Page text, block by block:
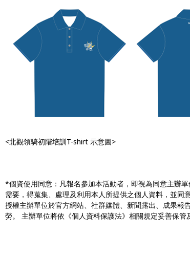
<北觀領騎初階培訓T-shirt 示意圖>
*個資使用同意：凡報名參加本活動者，即視為同意主辦
需要，得蒐集、處理及利用本人所提供之個人資料，並同
授權主辦單位於官方網站、社群媒體、新聞露出、成果報
勞。 主辦單位將依《個人資料保護法》相關規定妥善保管